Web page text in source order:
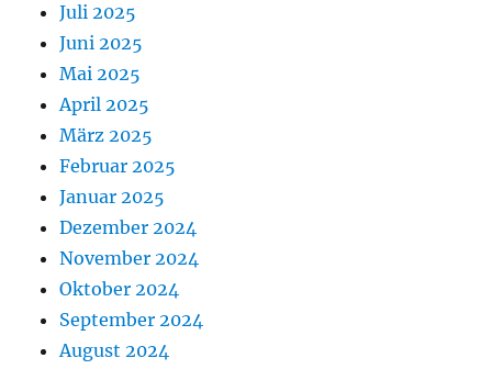
Juli 2025
Juni 2025
Mai 2025
April 2025
März 2025
Februar 2025
Januar 2025
Dezember 2024
November 2024
Oktober 2024
September 2024
August 2024